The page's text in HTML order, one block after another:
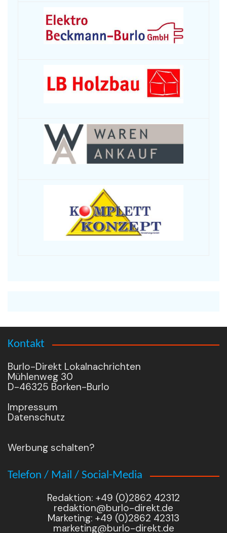
Kontakt
Burlo-Direkt Lokalnachrichten
Mühlenweg 30
D-46325 Borken-Burlo
Impressum
Datenschutz
Werbung schalten?
Telefon / Mail / Social-Media
Redaktion: +49 (0)2862 42312
redaktion@burlo-direkt.de
Marketing: +49 (0)2862 42313
marketing@burlo-direkt.de